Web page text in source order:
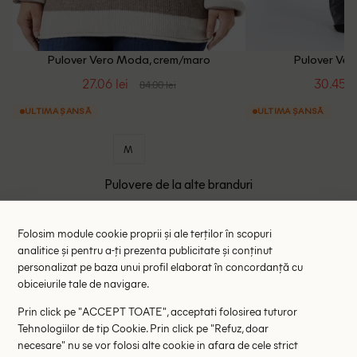
Pulover Vero Moda, crem/maro
27.06 lei 84.00 lei
ULTIMA ȘANSĂ
M
Pulover
30.45
ULTIMA ȘANSĂ
Pulovere de la alte branduri
Folosim module cookie proprii și ale terților în scopuri
analitice și pentru a-ți prezenta publicitate și conținut
personalizat pe baza unui profil elaborat în concordanță cu
obiceiurile tale de navigare.
Prin click pe "ACCEPT TOATE", acceptati folosirea tuturor
Tehnologiilor de tip Cookie. Prin click pe "Refuz, doar
necesare" nu se vor folosi alte cookie in afara de cele strict